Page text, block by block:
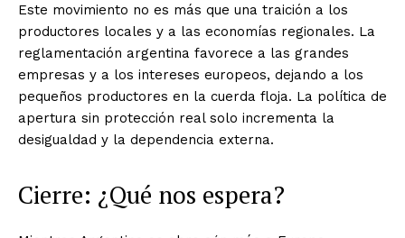
Este movimiento no es más que una traición a los
productores locales y a las economías regionales. La
reglamentación argentina favorece a las grandes
empresas y a los intereses europeos, dejando a los
pequeños productores en la cuerda floja. La política de
apertura sin protección real solo incrementa la
desigualdad y la dependencia externa.
Cierre: ¿Qué nos espera?